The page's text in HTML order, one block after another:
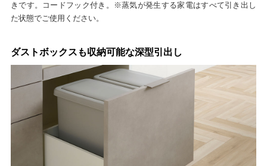
きです。コードフック付き。※蒸気が発生する家電はすべて引き出し
た状態でご使用ください。
ダストボックスも収納可能な深型引出し